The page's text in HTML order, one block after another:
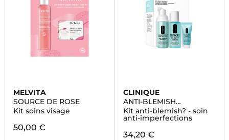
MELVITA
SOURCE DE ROSE
Kit soins visage
50,00 €
CLINIQUE
ANTI-BLEMISH
SOLUTIONS
Kit anti-blemish? - soin
anti-imperfections
34,20 €